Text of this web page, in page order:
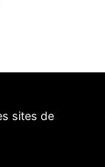
sites de